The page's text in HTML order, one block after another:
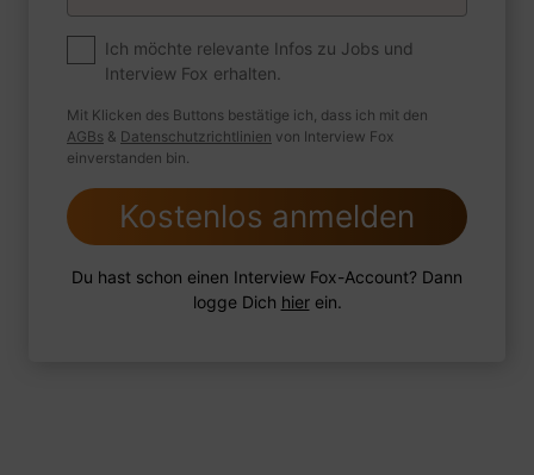
Wie sind Sie mit einer Situation
umgegangen, in der Sie einen
leistungsschwachen Mitarbeiter hatten?
Ich möchte relevante Infos zu Jobs und
Interview Fox erhalten.
Mit Klicken des Buttons bestätige ich, dass ich mit den
AGBs & Datenschutzrichtlinien von Interview Fox
einverstanden bin.
Kostenlos anmelden
Du hast schon einen Interview Fox-Account? Dann
logge Dich hierein.